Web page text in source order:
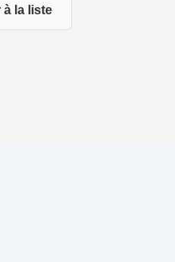
la liste